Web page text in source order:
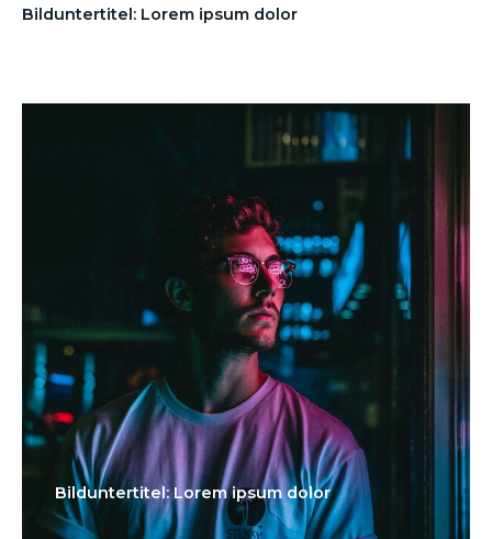
Bilduntertitel: Lorem ipsum dolor
Bilduntertitel: Lorem ipsum dolor